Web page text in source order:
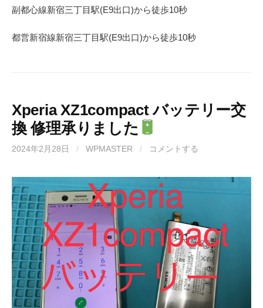
副都心線新宿三丁目駅(E9出口)から徒歩10秒
都営新宿線新宿三丁目駅(E9出口)から徒歩10秒
Xperia XZ1compact バッテリー交
換 修理承りました
2024年2月28日 / WPMASTER / コメントする